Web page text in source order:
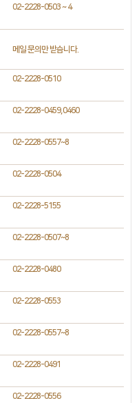
02-2228-0503 ~ 4
메일 문의만 받습니다.
02-2228-0510
02-2228-0459,0460
02-2228-0557~8
02-2228-0504
02-2228-5155
02-2228-0507~8
02-2228-0480
02-2228-0553
02-2228-0557~8
02-2228-0491
02-2228-0556